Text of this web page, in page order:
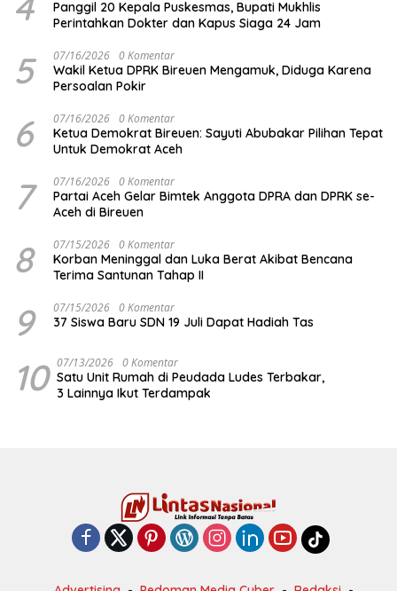
Panggil 20 Kepala Puskesmas, Bupati Mukhlis
Perintahkan Dokter dan Kapus Siaga 24 Jam
5 07/16/2026 0 Komentar
Wakil Ketua DPRK Bireuen Mengamuk, Diduga Karena
Persoalan Pokir
6 07/16/2026 0 Komentar
Ketua Demokrat Bireuen: Sayuti Abubakar Pilihan Tepat
Untuk Demokrat Aceh
7 07/16/2026 0 Komentar
Partai Aceh Gelar Bimtek Anggota DPRA dan DPRK se-
Aceh di Bireuen
8 07/15/2026 0 Komentar
Korban Meninggal dan Luka Berat Akibat Bencana
Terima Santunan Tahap II
9 07/15/2026 0 Komentar
37 Siswa Baru SDN 19 Juli Dapat Hadiah Tas
10 07/13/2026 0 Komentar
Satu Unit Rumah di Peudada Ludes Terbakar,
3 Lainnya Ikut Terdampak